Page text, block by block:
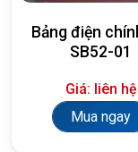
Bảng điện
SB52-01
Giá: liên hệ
Mua ngay